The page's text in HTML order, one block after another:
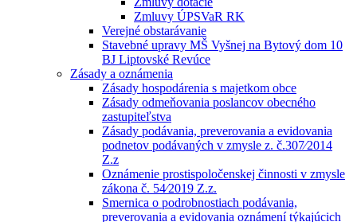
Zmluvy ÚPSVaR RK
Verejné obstarávanie
Stavebné upravy MŠ Vyšnej na Bytový dom 10
BJ Liptovské Revúce
Zásady a oznámenia
Zásady hospodárenia s majetkom obce
Zásady odmeňovania poslancov obecného
zastupiteľstva
Zásady podávania, preverovania a evidovania
podnetov podávaných v zmysle z. č.307⁄2014
Z.z
Oznámenie prostispoločenskej činnosti v zmysle
zákona č. 54⁄2019 Z.z.
Smernica o podrobnostiach podávania,
preverovania a evidovania oznámení týkajúcich